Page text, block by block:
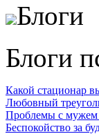
Блоги
Блоги
Какой стационар
Любовный
Проблемы с мужем
Беспокойство за